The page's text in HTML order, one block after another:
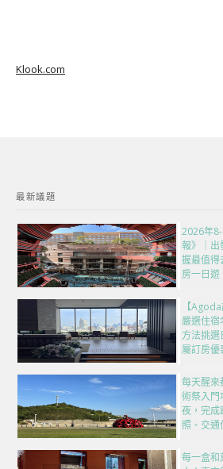
Klook.com
最新議題
2026年
報》｜出
握最值得
房一日遊
【
嚴選住宿
方法挑
屬訂房優
每天醒來
術祭入門
夜，完成
照、交通
每一盒和